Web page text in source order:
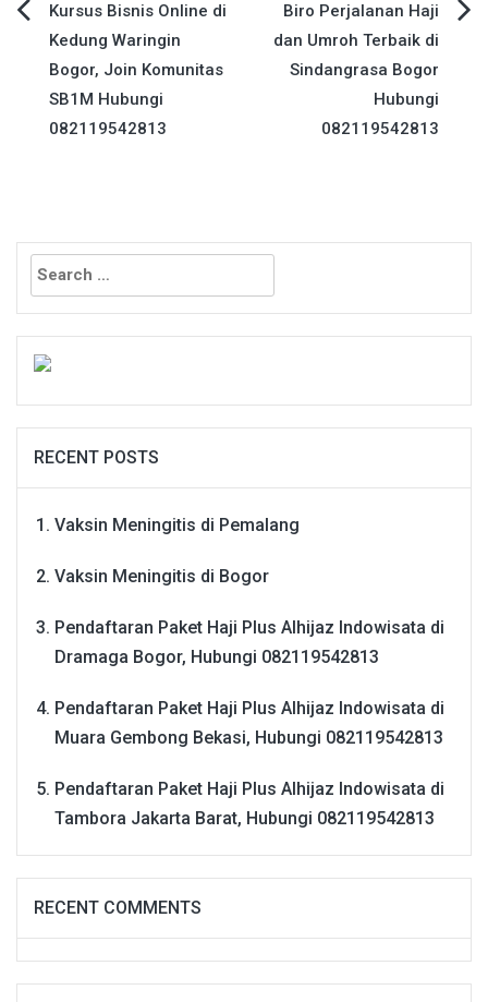
Post
navigation
Kursus Bisnis Online di
Kedung Waringin
Bogor, Join Komunitas
SB1M Hubungi
082119542813
Biro Perjalanan Haji
dan Umroh Terbaik di
Sindangrasa Bogor
Hubungi
082119542813
Search
for:
RECENT POSTS
Vaksin Meningitis di Pemalang
Vaksin Meningitis di Bogor
Pendaftaran Paket Haji Plus Alhijaz Indowisata di
Dramaga Bogor, Hubungi 082119542813
Pendaftaran Paket Haji Plus Alhijaz Indowisata di
Muara Gembong Bekasi, Hubungi 082119542813
Pendaftaran Paket Haji Plus Alhijaz Indowisata di
Tambora Jakarta Barat, Hubungi 082119542813
RECENT COMMENTS